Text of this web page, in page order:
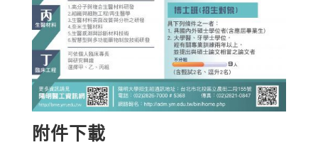
附件下載